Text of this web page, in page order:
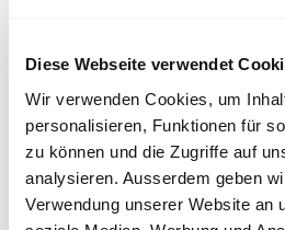
Diese Webseite verwendet
Wir verwenden Cookies, um
personalisieren, Funktionen für
zu können und die Zugriffe auf
analysieren. Ausserdem geben
Verwendung unserer Website an
Für Mitglieder
Als Mitglied des Kaufmännischen
zahlreiche Vergünstigungen und